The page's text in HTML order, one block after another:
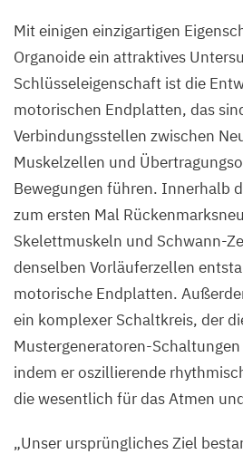
Mit einigen einzigartigen
Organoide ein attraktives
Schlüsseleigenschaft ist die
motorischen Endplatten, das
Verbindungsstellen zwischen
Muskelzellen und
Bewegungen führen. Innerhalb
zum ersten Mal
Skelettmuskeln und Schwann-
denselben Vorläuferzellen
motorische Endplatten.
ein komplexer Schaltkreis, der
Mustergeneratoren-
indem er oszillierende
die wesentlich für das Atmen
„Unser ursprüngliches Ziel